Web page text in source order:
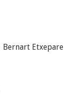
Bernart Etxepare